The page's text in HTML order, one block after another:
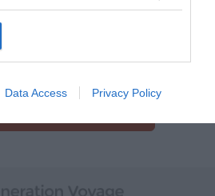
Data Access Privacy Policy
souvenirs plein la tête que